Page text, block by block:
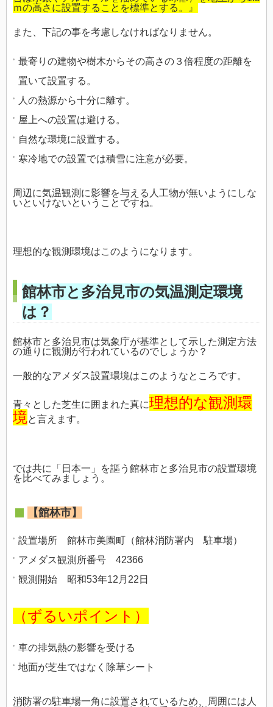
ｍの高さに設置することを標準とする。』
また、下記の事を考慮しなければなりません。
最寄りの建物や樹木からその高さの３倍程度の距離を
置いて設置する。
人の熱源から十分に離す。
屋上への設置は避ける。
自然な環境に設置する。
寒冷地での設置では積雪に注意が必要。
周辺に気温観測に影響を与える人工物が無いようにしな
いといけないということですね。
理想的な観測環境はこのようになります。
館林市と多治見市の気温測定環境
は？
館林市と多治見市は気象庁が基準として示した測定方法
の通りに観測が行われているのでしょうか？
一般的なアメダス設置環境はこのようなところです。
青々とした芝生に囲まれた真に理想的な観測環
境と言えます。
では共に「日本一」を謳う館林市と多治見市の設置環境
を比べてみましょう。
【館林市】
設置場所 館林市美園町（館林消防署内 駐車場）
アメダス観測所番号 42366
観測開始 昭和53年12月22日
（ずるいポイント）
車の排気熱の影響を受ける
地面が芝生ではなく除草シート
消防署の駐車場一角に設置されているため、周囲には人